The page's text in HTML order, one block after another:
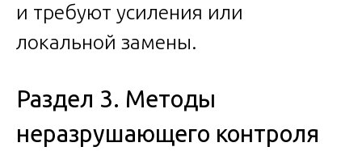
и требуют усиления или
локальной замены.
Раздел 3. Методы
неразрушающего контроля